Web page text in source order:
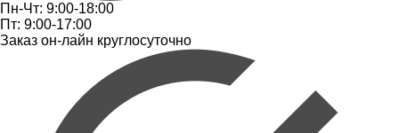
Пн-Чт: 9:00-18:00
Пт: 9:00-17:00
Заказ он-лайн круглосуточно